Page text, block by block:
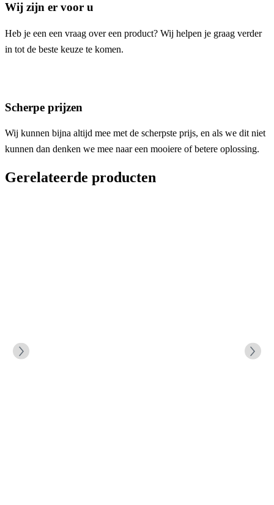
Wij zijn er voor u
Heb je een een vraag over een product? Wij helpen je graag verder
in tot de beste keuze te komen.
Scherpe prijzen
Wij kunnen bijna altijd mee met de scherpste prijs, en als we dit niet
kunnen dan denken we mee naar een mooiere of betere oplossing.
Gerelateerde producten